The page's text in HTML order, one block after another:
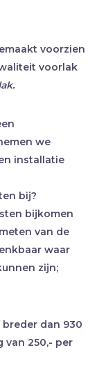
voorzien
voorlak
we
installatie
bij?
bijkomen
van de
waar
zijn;
dan 930
van 250,- per